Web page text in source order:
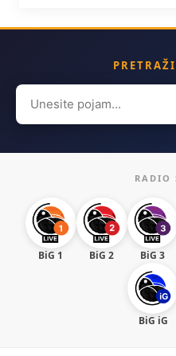
Search
for:
RADIO
BiG 1 BiG 2 BiG 3
BiG iG